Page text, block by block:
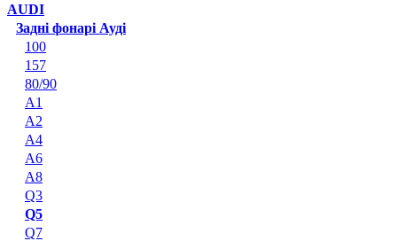
AUDI
Задні фонарі Ауді
100
157
80/90
A1
A2
A4
A6
A8
Q3
Q5
Q7